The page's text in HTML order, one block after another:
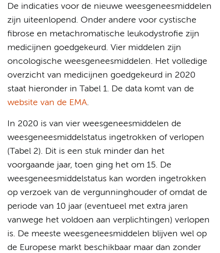
De indicaties voor de nieuwe weesgeneesmiddelen
zijn uiteenlopend. Onder andere voor cystische
fibrose en metachromatische leukodystrofie zijn
medicijnen goedgekeurd. Vier middelen zijn
oncologische weesgeneesmiddelen. Het volledige
overzicht van medicijnen goedgekeurd in 2020
staat hieronder in Tabel 1. De data komt van de
website van de EMA.
In 2020 is van vier weesgeneesmiddelen de
weesgeneesmiddelstatus ingetrokken of verlopen
(Tabel 2). Dit is een stuk minder dan het
voorgaande jaar, toen ging het om 15. De
weesgeneesmiddelstatus kan worden ingetrokken
op verzoek van de vergunninghouder of omdat de
periode van 10 jaar (eventueel met extra jaren
vanwege het voldoen aan verplichtingen) verlopen
is. De meeste weesgeneesmiddelen blijven wel op
de Europese markt beschikbaar maar dan zonder